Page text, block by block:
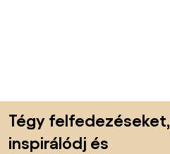
Tégy felfedezéseket,
inspirálódj és